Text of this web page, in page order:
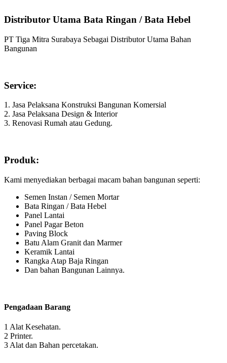
Distributor Utama Bata Ringan / Bata Hebel
PT Tiga Mitra Surabaya Sebagai Distributor Utama Bahan
Bangunan
Service:
1. Jasa Pelaksana Konstruksi Bangunan Komersial
2. Jasa Pelaksana Design & Interior
3. Renovasi Rumah atau Gedung.
Produk:
Kami menyediakan berbagai macam bahan bangunan seperti:
Semen Instan / Semen Mortar
Bata Ringan / Bata Hebel
Panel Lantai
Panel Pagar Beton
Paving Block
Batu Alam Granit dan Marmer
Keramik Lantai
Rangka Atap Baja Ringan
Dan bahan Bangunan Lainnya.
Pengadaan Barang
1 Alat Kesehatan.
2 Printer.
3 Alat dan Bahan percetakan.